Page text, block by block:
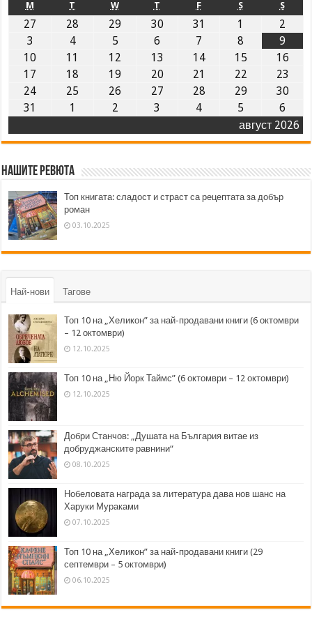
август 2026
M T W T F S S
27 28 29 30 31 1
2
3
4 5 6 7 8
9
10
11 12 13 14 15
16
17
18 19 20 21 22
23
24
25 26 27 28 29
30
31
1 2 3 4 5 6
Нашите ревюта
Топ книгата: сладост и страст са рецептата за добър
роман
03.10.2025
Най-нови Тагове
Топ 10 на „Хеликон” за най-продавани книги (6 октомври
– 12 октомври)
12.10.2025
Топ 10 на „Ню Йорк Таймс” (6 октомври – 12 октомври)
12.10.2025
Добри Станчов: „Душата на България витае из
добруджанските равнини“
08.10.2025
Нобеловата награда за литература дава нов шанс на
Харуки Мураками
07.10.2025
Топ 10 на „Хеликон” за най-продавани книги (29
септември – 5 октомври)
06.10.2025